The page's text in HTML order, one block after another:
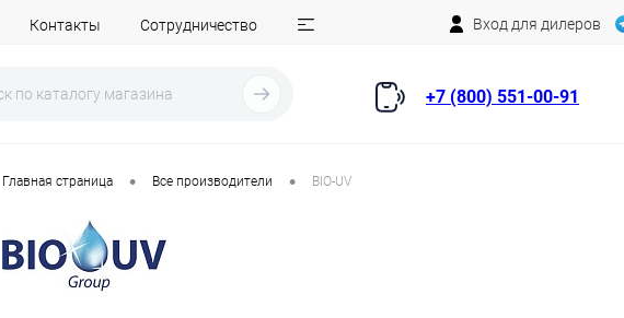
Контакты Сотрудничество Вход для дилеров
+7 (800) 551-00-91
Главная страница • Все производители • BIO-UV